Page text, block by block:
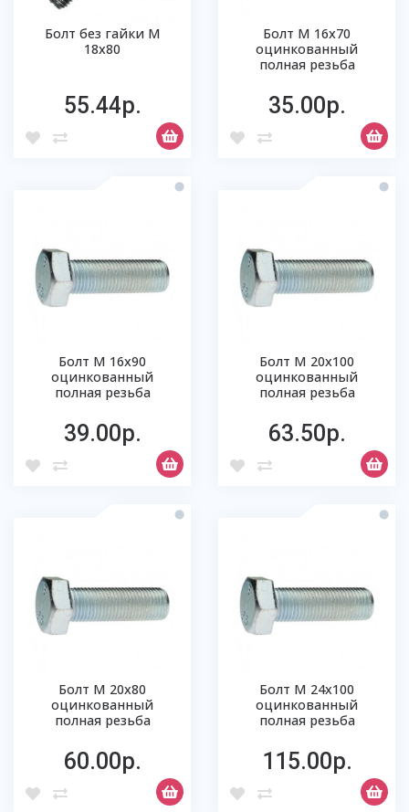
Болт без гайки М
18х80
55.44р.
Болт М 16х70
оцинкованный
полная резьба
35.00р.
Болт М 16х90
оцинкованный
полная резьба
39.00р.
Болт М 20х100
оцинкованный
полная резьба
63.50р.
Болт М 20х80
оцинкованный
полная резьба
60.00р.
Болт М 24х100
оцинкованный
полная резьба
115.00р.